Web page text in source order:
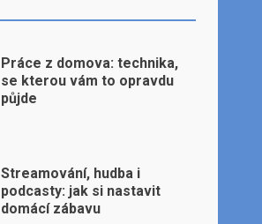
Práce z domova: technika,
se kterou vám to opravdu
půjde
Streamování, hudba i
podcasty: jak si nastavit
domácí zábavu